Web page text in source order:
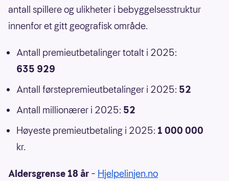
antall spillere og ulikheter i bebyggelsesstruktur
innenfor et gitt geografisk område.
Antall premieutbetalinger totalt i 2025:
635 929
Antall førstepremieutbetalinger i 2025: 52
Antall millionærer i 2025: 52
Høyeste premieutbetaling i 2025: 1 000 000
kr.
Aldersgrense 18 år – Hjelpelinjen.no